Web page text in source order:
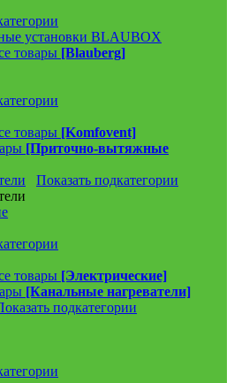
установки BLAUBOX
товары [Blauberg]
товары [Komfovent]
[Приточно-вытяжные
Показать подкатегории
товары [Электрические]
[Канальные нагреватели]
подкатегории